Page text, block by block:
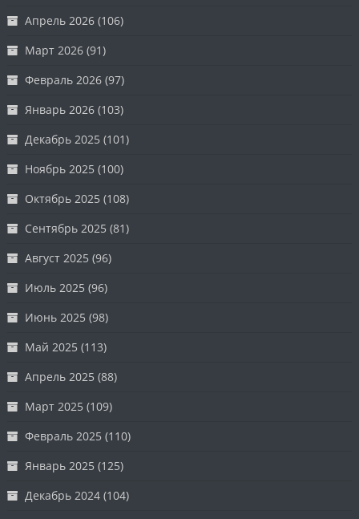
Апрель 2026 (106)
Март 2026 (91)
Февраль 2026 (97)
Январь 2026 (103)
Декабрь 2025 (101)
Ноябрь 2025 (100)
Октябрь 2025 (108)
Сентябрь 2025 (81)
Август 2025 (96)
Июль 2025 (96)
Июнь 2025 (98)
Май 2025 (113)
Апрель 2025 (88)
Март 2025 (109)
Февраль 2025 (110)
Январь 2025 (125)
Декабрь 2024 (104)